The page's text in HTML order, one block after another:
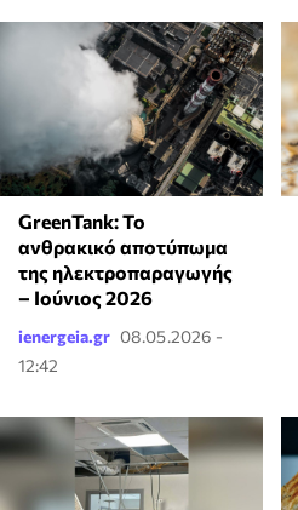
GreenTank: Το
ανθρακικό αποτύπωμα
της ηλεκτροπαραγωγής
– Ιούνιος 2026
ienergeia.gr 08.05.2026 -
12:42